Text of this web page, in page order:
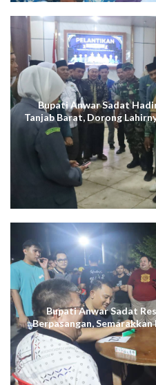
Bupati Anwar Sadat
Tanjab Barat, Dorong
Cerdas Digital,
Bupati Anwar Sadat
Berpasangan,
ke-61